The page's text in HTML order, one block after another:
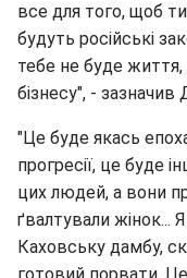
все для того, щоб
будуть російські
тебе не буде
бізнесу", -
"Це буде якась
прогресії, це буде
цих людей, а вони
ґвалтували жінок...
Каховську дамбу,